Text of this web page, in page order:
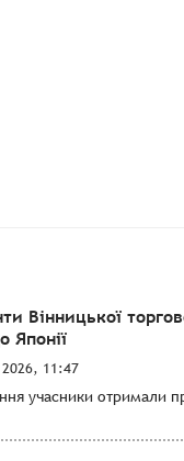
Вінницької
Японії
11:47
учасники отримали